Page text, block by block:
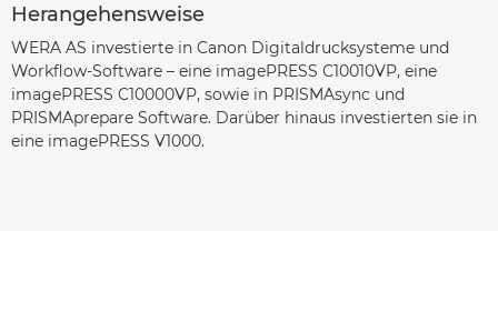
Herangehensweise
WERA AS investierte in Canon Digitaldrucksysteme und
Workflow-Software – eine imagePRESS C10010VP, eine
imagePRESS C10000VP, sowie in PRISMAsync und
PRISMAprepare Software. Darüber hinaus investierten sie in
eine imagePRESS V1000.